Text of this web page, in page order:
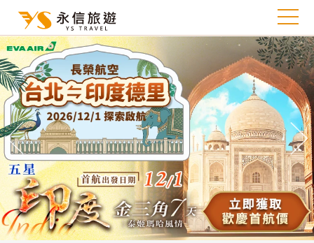
往前 往